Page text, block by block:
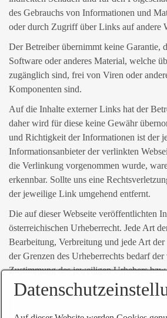
des Gebrauchs von Informationen und
oder durch Zugriff über Links auf andere
Der Betreiber übernimmt keine Garantie,
Software oder anderes Material, welche
zugänglich sind, frei von Viren oder
Komponenten sind.
Auf die Inhalte externer Links hat der
daher wird für diese keine Gewähr
und Richtigkeit der Informationen ist der
Informationsanbieter der verlinkten
die Verlinkung vorgenommen wurde,
erkennbar. Sollte uns eine
der jeweilige Link umgehend entfernt.
Die auf dieser Webseite veröffentlichten
österreichischen Urheberrecht. Jede Art
Bearbeitung, Verbreitung und jede Art
der Grenzen des Urheberrechts bedarf
Zustimmung des jeweiligen Urhebers